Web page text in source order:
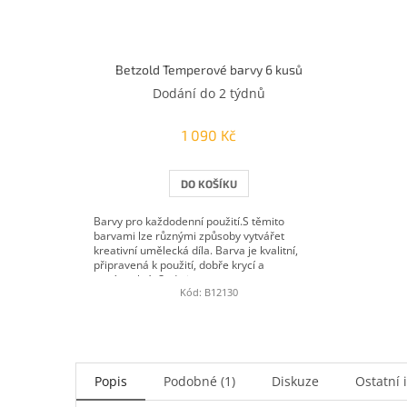
Betzold Temperové barvy 6 kusů
Dodání do 2 týdnů
1 090 Kč
DO KOŠÍKU
Barvy pro každodenní použití.S těmito
barvami lze různými způsoby vytvářet
kreativní umělecká díla. Barva je kvalitní,
připravená k použití, dobře krycí a
roztíratelná. Sada je...
Kód: B12130
Popis Podobné (1) Diskuze Ostatní